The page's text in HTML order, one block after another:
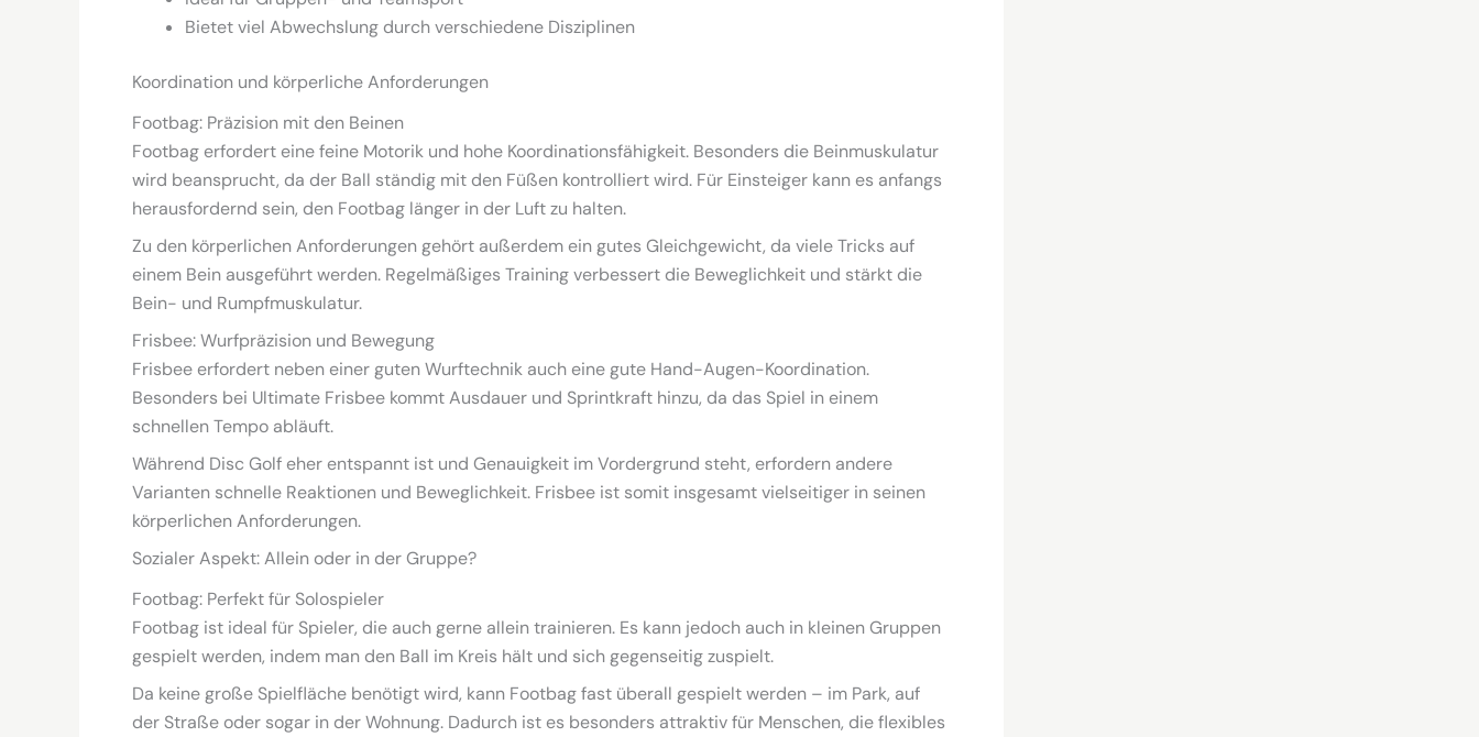
Bietet viel Abwechslung durch verschiedene Disziplinen
Koordination und körperliche Anforderungen
Footbag: Präzision mit den Beinen
Footbag erfordert eine feine Motorik und hohe Koordinationsfähigkeit. Besonders die Beinmuskulatur
wird beansprucht, da der Ball ständig mit den Füßen kontrolliert wird. Für Einsteiger kann es anfangs
herausfordernd sein, den Footbag länger in der Luft zu halten.
Zu den körperlichen Anforderungen gehört außerdem ein gutes Gleichgewicht, da viele Tricks auf
einem Bein ausgeführt werden. Regelmäßiges Training verbessert die Beweglichkeit und stärkt die
Bein- und Rumpfmuskulatur.
Frisbee: Wurfpräzision und Bewegung
Frisbee erfordert neben einer guten Wurftechnik auch eine gute Hand-Augen-Koordination.
Besonders bei Ultimate Frisbee kommt Ausdauer und Sprintkraft hinzu, da das Spiel in einem
schnellen Tempo abläuft.
Während Disc Golf eher entspannt ist und Genauigkeit im Vordergrund steht, erfordern andere
Varianten schnelle Reaktionen und Beweglichkeit. Frisbee ist somit insgesamt vielseitiger in seinen
körperlichen Anforderungen.
Sozialer Aspekt: Allein oder in der Gruppe?
Footbag: Perfekt für Solospieler
Footbag ist ideal für Spieler, die auch gerne allein trainieren. Es kann jedoch auch in kleinen Gruppen
gespielt werden, indem man den Ball im Kreis hält und sich gegenseitig zuspielt.
Da keine große Spielfläche benötigt wird, kann Footbag fast überall gespielt werden – im Park, auf
der Straße oder sogar in der Wohnung. Dadurch ist es besonders attraktiv für Menschen, die flexibles